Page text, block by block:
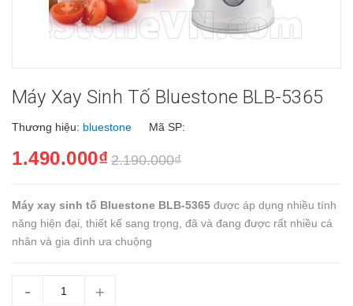
Máy Xay Sinh Tố Bluestone BLB-5365
Thương hiệu: bluestone Mã SP:
1.490.000₫ 2.190.000₫
Máy xay sinh tố Bluestone BLB-5365 được áp dụng nhiều tính
năng hiện đại, thiết kế sang trọng, đã và đang được rất nhiều cá
nhân và gia đình ưa chuộng
- +